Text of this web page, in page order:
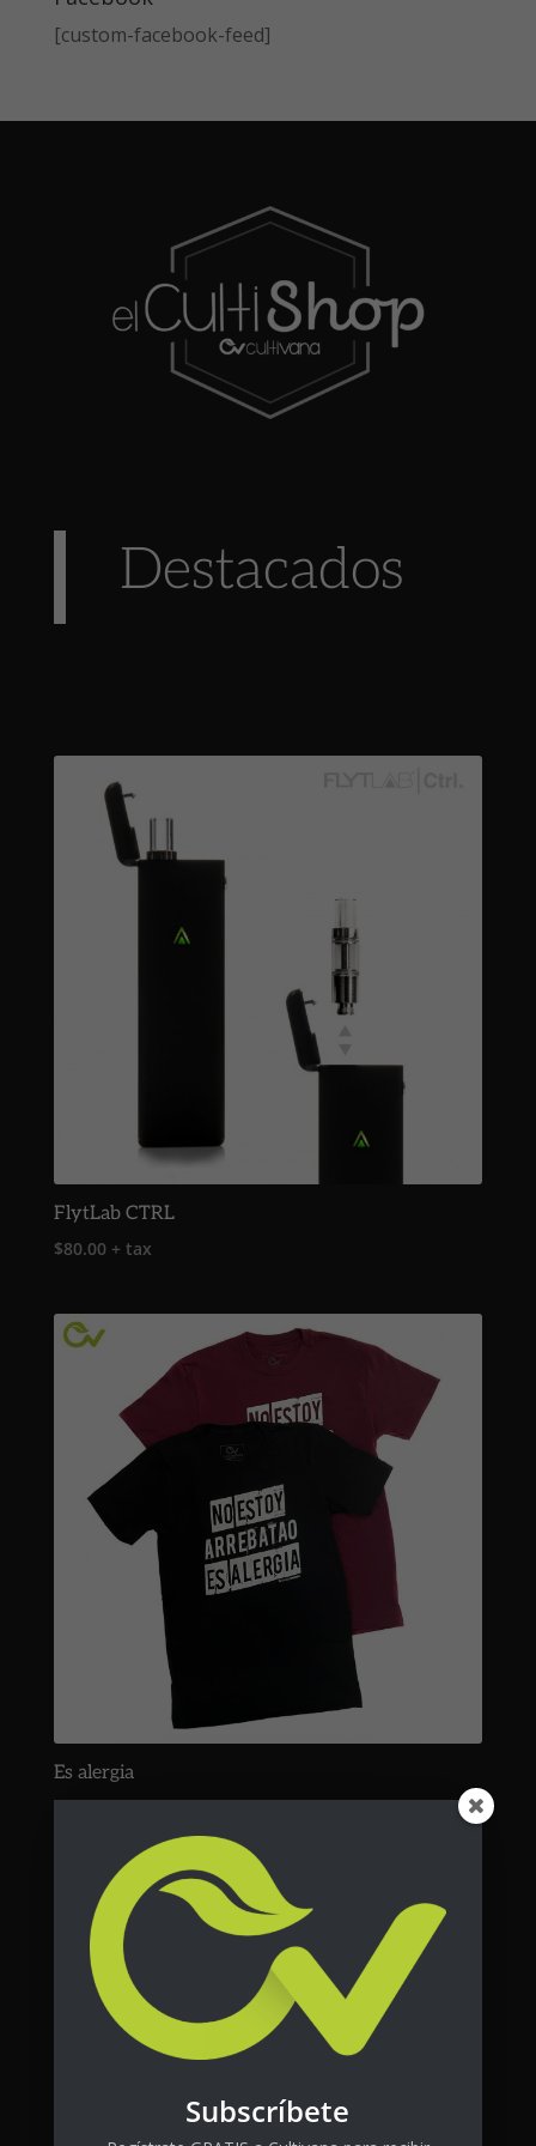
[custom-facebook-feed]
Destacados
FlytLab CTRL
$80.00 + tax
Es alergia
$25.00 + tax
Subscríbete